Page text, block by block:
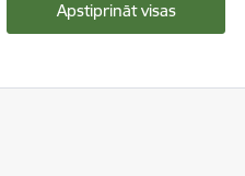
Apstiprināt visas